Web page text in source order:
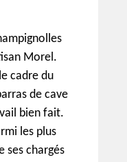
Morel.
cadre du
de cave
bien fait.
les plus
ses chargés